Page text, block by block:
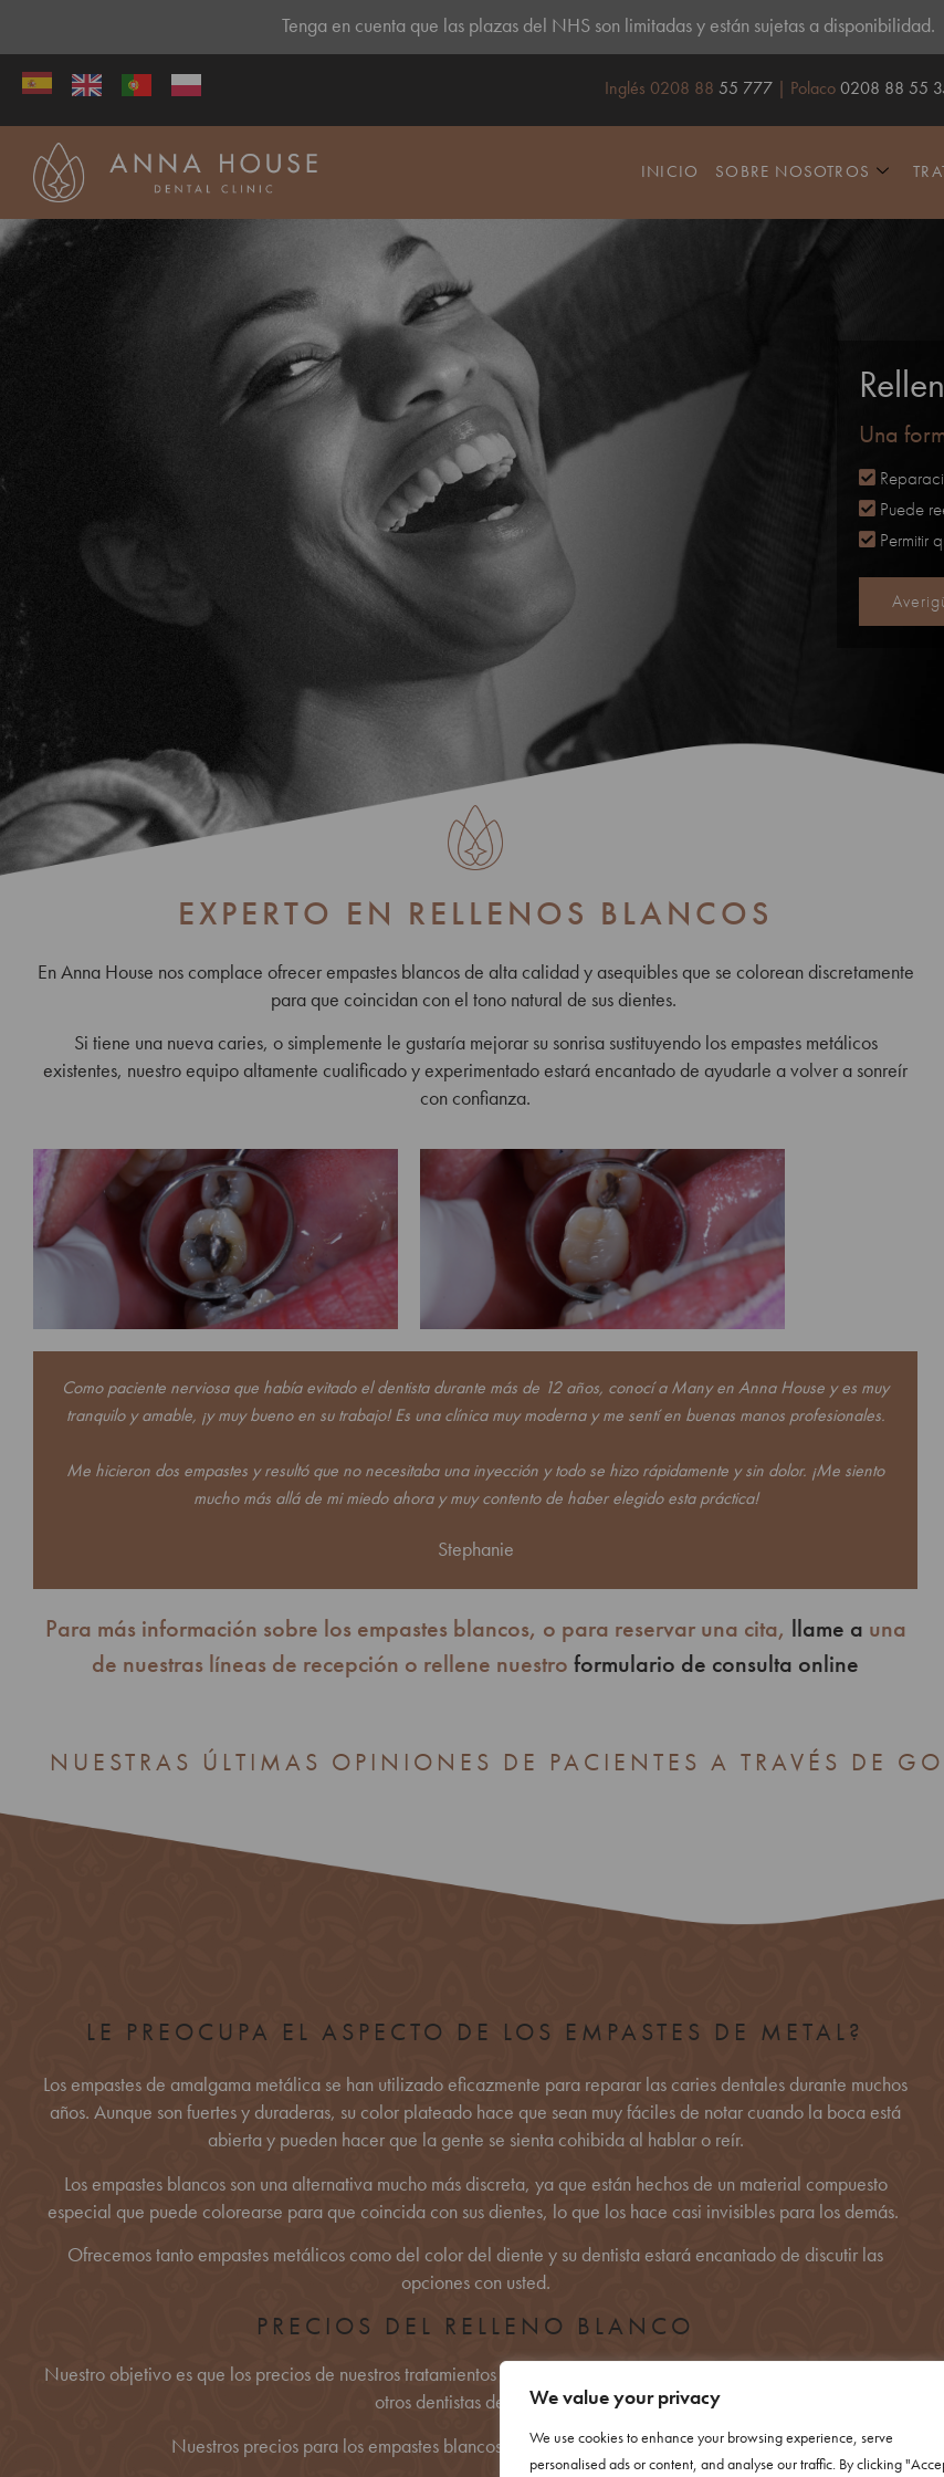
We value your privacy
We use cookies to enhance your browsing experience, serve
personalised ads or content, and analyse our traffic. By clicking
Tenga en cuenta que las plazas del NHS son limitadas y están sujetas a disponibilidad.
Inglés 0208 88 55 777 | Polaco0208 88 55
INICIO SOBRE NOSOTROS
Una
Puede
Permitir
EXPERTO EN RELLENOS BLANCOS
En Anna House nos complace ofrecer empastes blancos de alta calidad y asequibles que se colorean discretamente
para que coincidan con el tono natural de sus dientes.
Si tiene una nueva caries, o simplemente le gustaría mejorar su sonrisa sustituyendo los empastes metálicos
existentes, nuestro equipo altamente cualificado y experimentado estará encantado de ayudarle a volver a sonreír
con confianza.
Como paciente nerviosa que había evitado el dentista durante más de 12 años, conocí a Many en Anna House y es muy
tranquilo y amable, ¡y muy bueno en su trabajo! Es una clínica muy moderna y me sentí en buenas manos profesionales.
Me hicieron dos empastes y resultó que no necesitaba una inyección y todo se hizo rápidamente y sin dolor. ¡Me siento
mucho más allá de mi miedo ahora y muy contento de haber elegido esta práctica!
Stephanie
Para más información sobre los empastes blancos, o para reservar una cita, llame a una
de nuestras líneas de recepción o rellene nuestro formulario de consulta online
NUESTRAS ÚLTIMAS OPINIONES DE PACIENTES A TRAVÉS DE
LE PREOCUPA EL ASPECTO DE LOS EMPASTES DE METAL?
Los empastes de amalgama metálica se han utilizado eficazmente para reparar las caries dentales durante muchos
años. Aunque son fuertes y duraderas, su color plateado hace que sean muy fáciles de notar cuando la boca está
abierta y pueden hacer que la gente se sienta cohibida al hablar o reír.
Los empastes blancos son una alternativa mucho más discreta, ya que están hechos de un material compuesto
especial que puede colorearse para que coincida con sus dientes, lo que los hace casi invisibles para los demás.
Ofrecemos tanto empastes metálicos como del color del diente y su dentista estará encantado de discutir las
opciones con usted.
PRECIOS DEL RELLENO BLANCO
Nuestro objetivo es que los precios de nuestros tratamientos sean lo más competitivos posible en comparación con
otros dentistas de Londres.
Nuestros precios para los empastes blancos van desde los 100€ hasta los 340€.